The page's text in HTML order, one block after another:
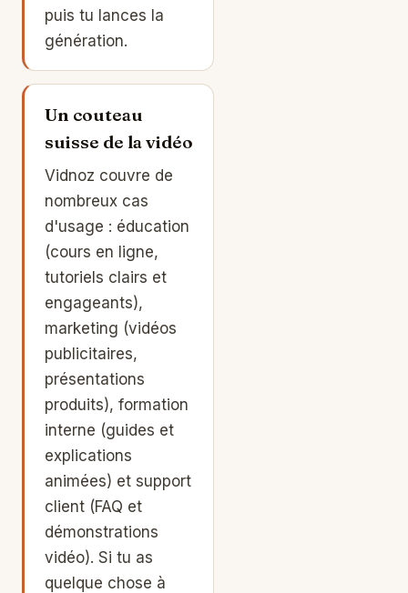
puis tu lances la
génération.
Un couteau
suisse de la vidéo
Vidnoz couvre de
nombreux cas
d'usage : éducation
(cours en ligne,
tutoriels clairs et
engageants),
marketing (vidéos
publicitaires,
présentations
produits), formation
interne (guides et
explications
animées) et support
client (FAQ et
démonstrations
vidéo). Si tu as
quelque chose à